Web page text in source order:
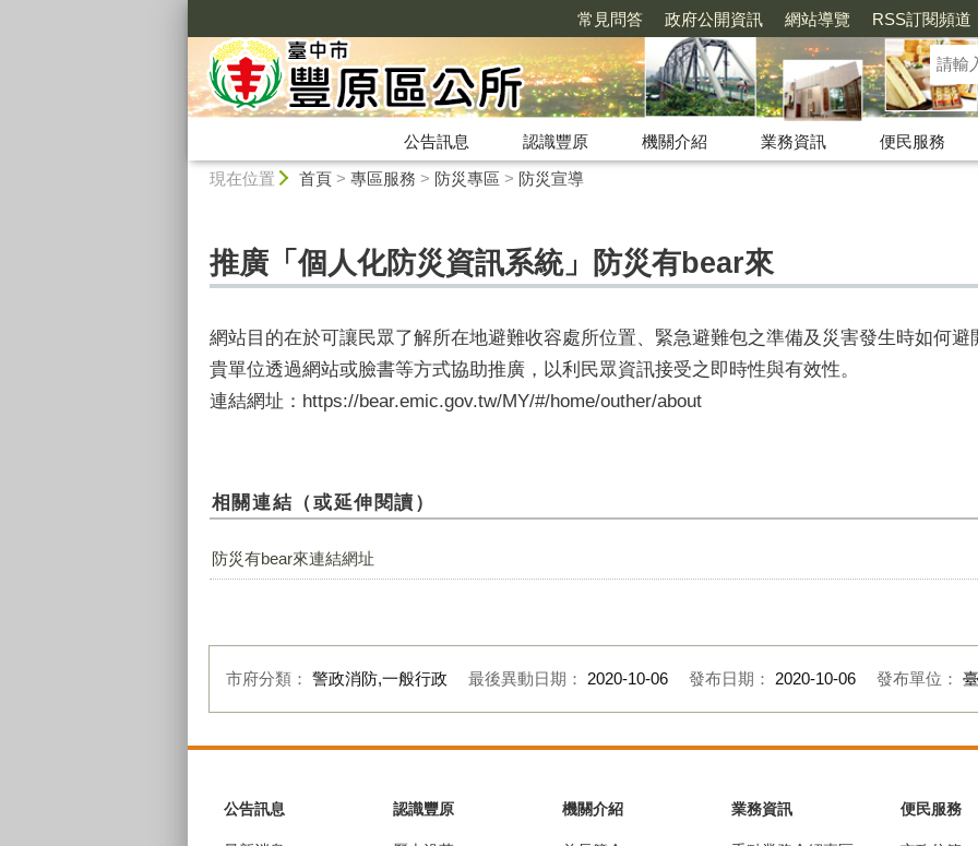
常見問答 政府公開資訊 網站導覽 RSS訂閱頻道
公告訊息 認識豐原 機關介紹 業務資訊
便民服務
現在位置 首頁> 專區服務 > 防災專區 > 防災宣導
推廣「個人化防災資訊系統」防災有bear來
網站目的在於可讓民眾了解所在地避難收容處所位置、緊急避難包之準備及災害發生時如何
貴單位透過網站或臉書等方式協助推廣，以利民眾資訊接受之即時性與有效性。
連結網址： https://bear.emic.gov.tw/MY/#/home/outher/about
相關連結（或延伸閱讀）
防災有bear來連結網址
市府分類： 警政消防,一般行政 最後異動日期： 2020-10-06 發布日期： 2020-10-06 發布單位：
公告訊息 認識豐原 機關介紹 業務資訊 便民服務